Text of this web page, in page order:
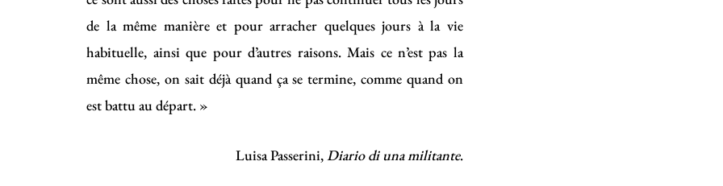
de la même manière et pour arracher quelques jours à la vie
habituelle, ainsi que pour d’autres raisons. Mais ce n’est pas la
même chose, on sait déjà quand ça se termine, comme quand on
est battu au départ. »
Luisa Passerini,Diario di una militante.